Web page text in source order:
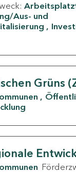
Aus- und
Grüns